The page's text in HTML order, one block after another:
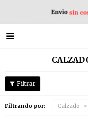

Filtrando por: Calzado